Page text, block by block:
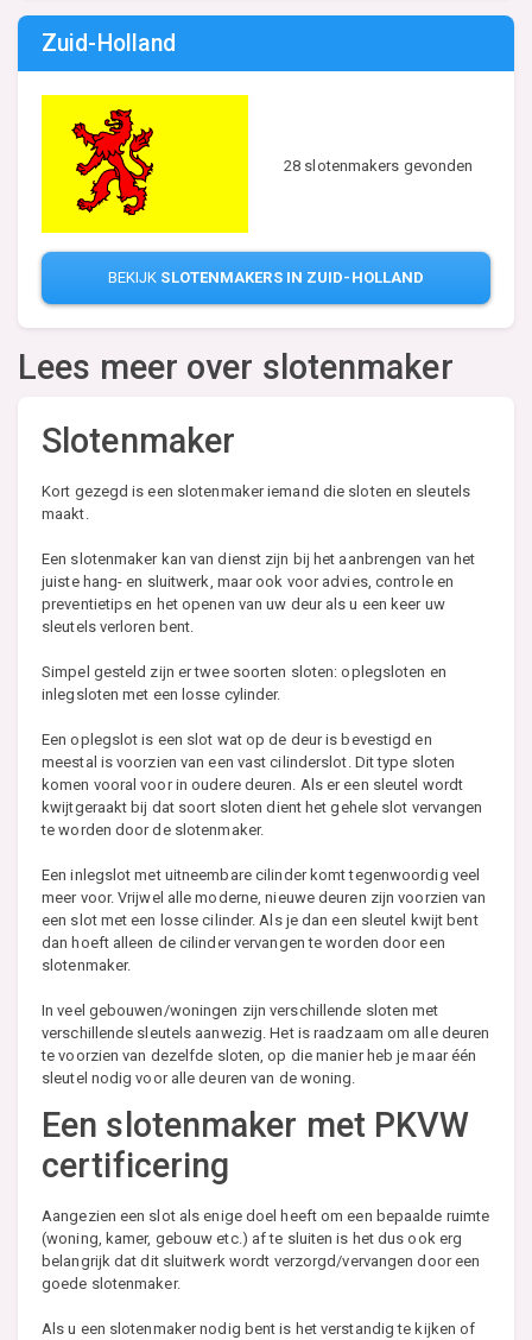
Zuid-Holland
28 slotenmakers gevonden
BEKIJK SLOTENMAKERS IN ZUID-HOLLAND
Lees meer over slotenmaker
Slotenmaker
Kort gezegd is een slotenmaker iemand die sloten en sleutels
maakt.
Een slotenmaker kan van dienst zijn bij het aanbrengen van het
juiste hang- en sluitwerk, maar ook voor advies, controle en
preventietips en het openen van uw deur als u een keer uw
sleutels verloren bent.
Simpel gesteld zijn er twee soorten sloten: oplegsloten en
inlegsloten met een losse cylinder.
Een oplegslot is een slot wat op de deur is bevestigd en
meestal is voorzien van een vast cilinderslot. Dit type sloten
komen vooral voor in oudere deuren. Als er een sleutel wordt
kwijtgeraakt bij dat soort sloten dient het gehele slot vervangen
te worden door de slotenmaker.
Een inlegslot met uitneembare cilinder komt tegenwoordig veel
meer voor. Vrijwel alle moderne, nieuwe deuren zijn voorzien van
een slot met een losse cilinder. Als je dan een sleutel kwijt bent
dan hoeft alleen de cilinder vervangen te worden door een
slotenmaker.
In veel gebouwen/woningen zijn verschillende sloten met
verschillende sleutels aanwezig. Het is raadzaam om alle deuren
te voorzien van dezelfde sloten, op die manier heb je maar één
sleutel nodig voor alle deuren van de woning.
Een slotenmaker met PKVW
certificering
Aangezien een slot als enige doel heeft om een bepaalde ruimte
(woning, kamer, gebouw etc.) af te sluiten is het dus ook erg
belangrijk dat dit sluitwerk wordt verzorgd/vervangen door een
goede slotenmaker.
Als u een slotenmaker nodig bent is het verstandig te kijken of